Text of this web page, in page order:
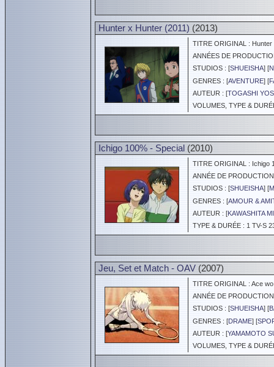
Hunter x Hunter (2011) (2013)
TITRE ORIGINAL : Hunter
ANNÉES DE
STUDIOS : [SHUEISHA] [
GENRES : [AVENTURE] [
AUTEUR : [TOGASHI
VOLUMES, TYPE &
Ichigo 100% - Special (2010)
TITRE ORIGINAL : Ichigo
ANNÉE DE
STUDIOS : [SHUEISHA] [
GENRES : [AMOUR &
AUTEUR : [KAWASHITA
TYPE & DURÉE : 1 TV-S
Jeu, Set et Match - OAV (2007)
TITRE ORIGINAL : Ace
ANNÉE DE
STUDIOS : [SHUEISHA] [
GENRES : [DRAME] [
AUTEUR : [YAMAMOTO
VOLUMES, TYPE &